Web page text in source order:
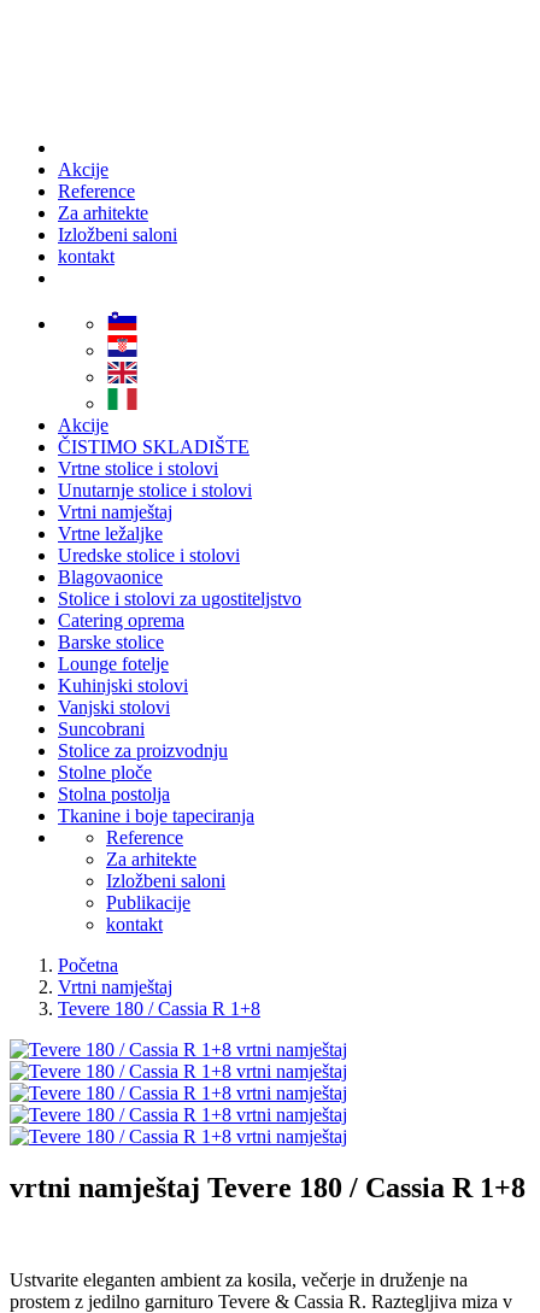
Akcije
Reference
Za arhitekte
Izložbeni saloni
kontakt
Akcije
ČISTIMO SKLADIŠTE
Vrtne stolice i stolovi
Unutarnje stolice i stolovi
Vrtni namještaj
Vrtne ležaljke
Uredske stolice i stolovi
Blagovaonice
Stolice i stolovi za ugostiteljstvo
Catering oprema
Barske stolice
Lounge fotelje
Kuhinjski stolovi
Vanjski stolovi
Suncobrani
Stolice za proizvodnju
Stolne ploče
Stolna postolja
Tkanine i boje tapeciranja
Reference
Za arhitekte
Izložbeni saloni
Publikacije
kontakt
Početna
Vrtni namještaj
Tevere 180 / Cassia R 1+8
vrtni namještaj Tevere 180 / Cassia R 1+8
Ustvarite eleganten ambient za kosila, večerje in druženje na
prostem z jedilno garnituro Tevere & Cassia R. Raztegljiva miza v